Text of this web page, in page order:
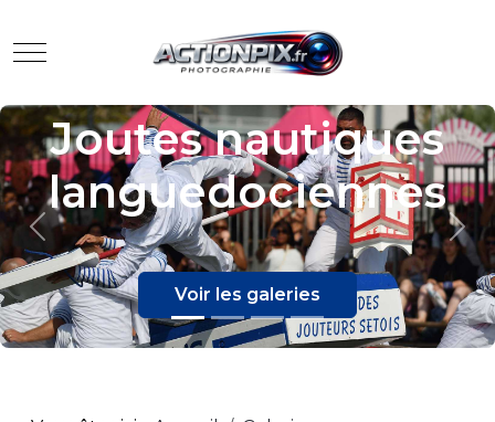
Mobile Menu Toggle
Voir les galeries
Previous